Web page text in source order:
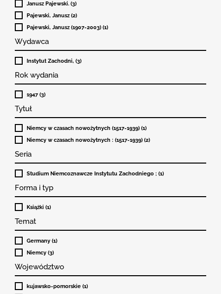
Janusz Pajewski. (3)
Pajewski, Janusz (2)
Pajewski, Janusz (1907-2003) (1)
Wydawca
Instytut Zachodni, (3)
Rok wydania
1947 (3)
Tytuł
Niemcy w czasach nowożytnych (1517-1939) (1)
Niemcy w czasach nowożytnych : (1517-1939) (2)
Seria
Studium Niemcoznawcze Instytutu Zachodniego ; (1)
Forma i typ
Książki (1)
Temat
Germany (1)
Niemcy (3)
Województwo
kujawsko-pomorskie (1)